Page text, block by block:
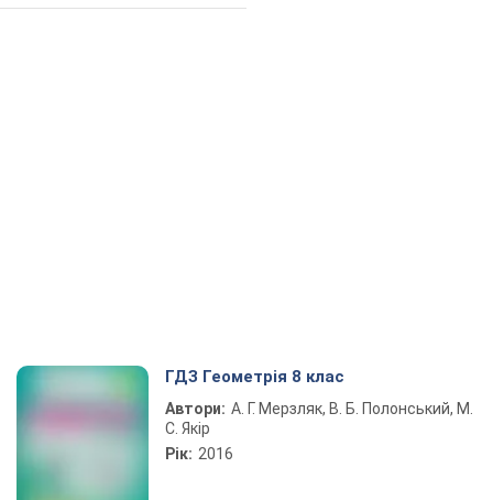
ГДЗ Геометрія 8 клас
Автори: А. Г. Мерзляк, В. Б. Полонський, М.
С. Якір
Рік: 2016